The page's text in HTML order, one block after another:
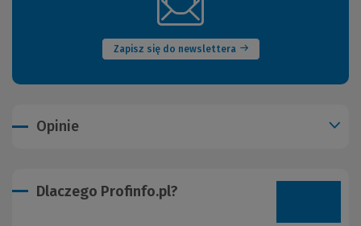
Zapisz się do newslettera
(Nowe
okno)
Opinie
Dlaczego Profinfo.pl?